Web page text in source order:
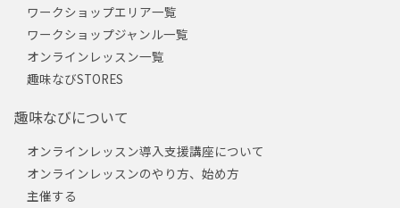
ワークショップエリア一覧
ワークショップジャンル一覧
オンラインレッスン一覧
趣味なびSTORES
趣味なびについて
オンラインレッスン導入支援講座について
オンラインレッスンのやり方、始め方
主催する